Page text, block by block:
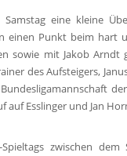
Samstag eine kleine
einen Punkt beim hart
sowie mit Jakob Arndt
des Aufsteigers,
auf Esslinger und Jan
zwischen